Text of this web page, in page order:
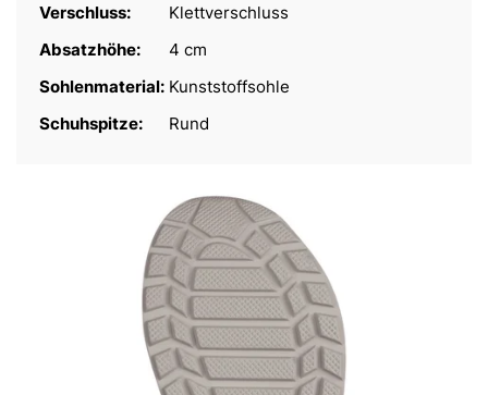
Verschluss:
Klettverschluss
Absatzhöhe:
4 cm
Sohlenmaterial: Kunststoffsohle
Schuhspitze:
Rund